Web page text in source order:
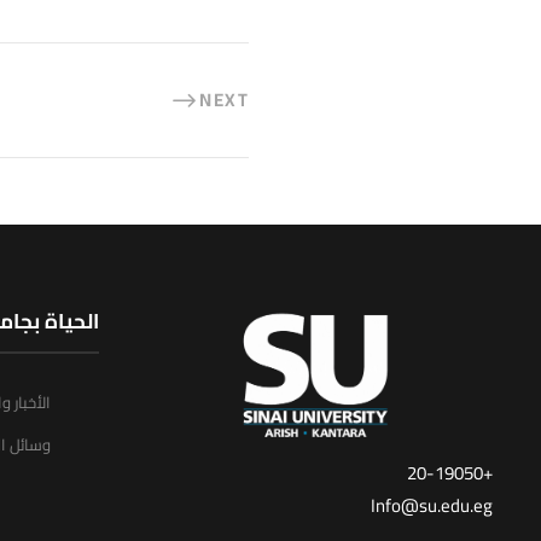
NEXT
+20-19050
Info@su.edu.eg
الحياة
الأخبار
وسائل